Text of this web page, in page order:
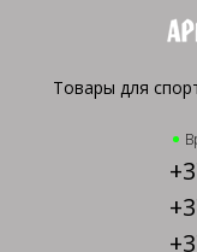
Товары для